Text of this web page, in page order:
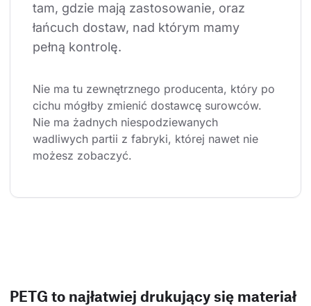
tam, gdzie mają zastosowanie, oraz
łańcuch dostaw, nad którym mamy
pełną kontrolę.
Nie ma tu zewnętrznego producenta, który po
cichu mógłby zmienić dostawcę surowców.
Nie ma żadnych niespodziewanych
wadliwych partii z fabryki, której nawet nie
możesz zobaczyć.
PETG to najłatwiej drukujący się materiał